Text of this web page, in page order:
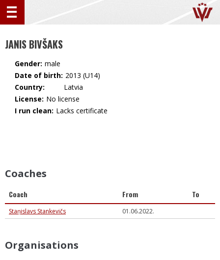
JANIS BIVŠAKS
Gender: male
Date of birth: 2013 (U14)
Country:
🇱🇻 Latvia
License: No license
I run clean: Lacks certificate
Coaches
Coach From To
Staņislavs Stankevičs 01.06.2022.
Organisations